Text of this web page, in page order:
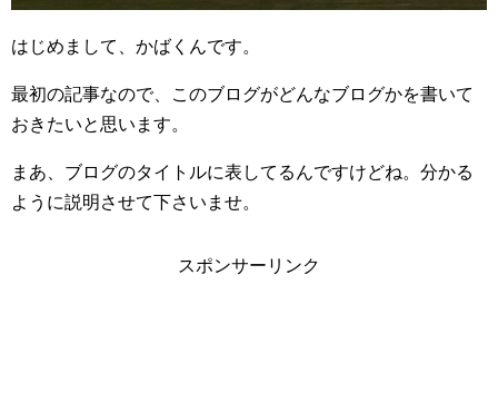
はじめまして、かばくんです。
最初の記事なので、このブログがどんなブログかを書いて
おきたいと思います。
まあ、ブログのタイトルに表してるんですけどね。分かる
ように説明させて下さいませ。
スポンサーリンク